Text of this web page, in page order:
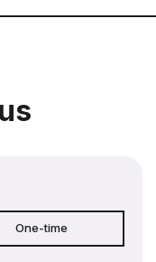
One-time